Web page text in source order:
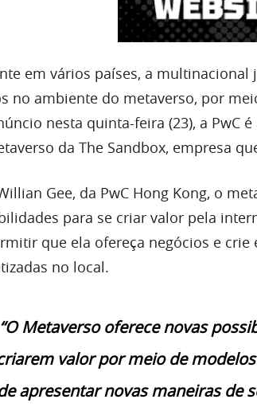
em vários países, a
no ambiente do metaverso, por
nesta quinta-feira (23), a PwC
da The Sandbox, empresa
Gee, da PwC Hong Kong, o
para se criar valor pela
que ela ofereça negócios e
no local.
“O Metaverso oferece novas
valor por meio de
apresentar novas maneiras de